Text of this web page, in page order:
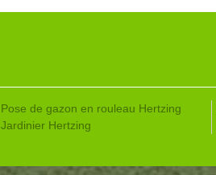
Pose de gazon en rouleau Hertzing
Jardinier Hertzing